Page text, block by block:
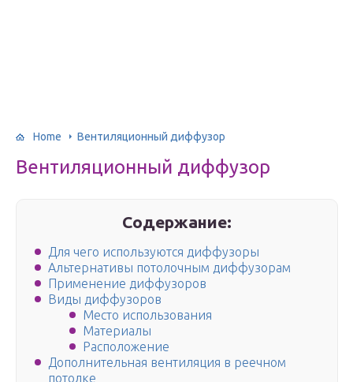
Home Вентиляционный диффузор
Вентиляционный диффузор
Содержание:
Для чего используются диффузоры
Альтернативы потолочным диффузорам
Применение диффузоров
Виды диффузоров
Место использования
Материалы
Расположение
Дополнительная вентиляция в реечном
потолке